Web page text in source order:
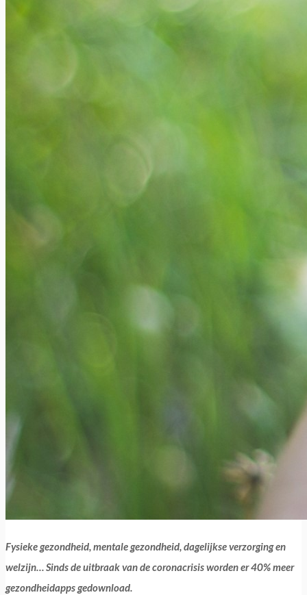
Fysieke gezondheid, mentale gezondheid, dagelijkse verzorging en
welzijn… Sinds de uitbraak van de coronacrisis worden er 40% meer
gezondheidapps gedownload.